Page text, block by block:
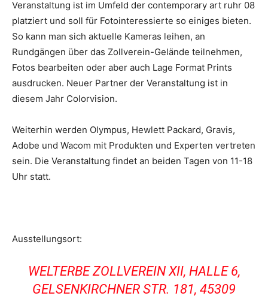
Veranstaltung ist im Umfeld der contemporary art ruhr 08
platziert und soll für Fotointeressierte so einiges bieten.
So kann man sich aktuelle Kameras leihen, an
Rundgängen über das Zollverein-Gelände teilnehmen,
Fotos bearbeiten oder aber auch Lage Format Prints
ausdrucken. Neuer Partner der Veranstaltung ist in
diesem Jahr Colorvision.
Weiterhin werden Olympus, Hewlett Packard, Gravis,
Adobe und Wacom mit Produkten und Experten vertreten
sein. Die Veranstaltung findet an beiden Tagen von 11-18
Uhr statt.
Ausstellungsort:
WELTERBE ZOLLVEREIN XII, HALLE 6,
GELSENKIRCHNER STR. 181, 45309